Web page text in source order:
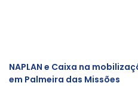
NAPLAN e Caixa na
em Palmeira das Missões